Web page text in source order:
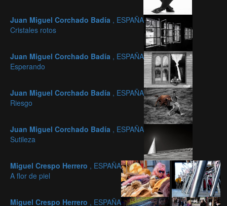
Juan Miguel Corchado Badía , ESPAÑA
Cristales rotos
Juan Miguel Corchado Badía , ESPAÑA
Esperando
Juan Miguel Corchado Badía , ESPAÑA
Riesgo
Juan Miguel Corchado Badía , ESPAÑA
Sutileza
Miguel Crespo Herrero , ESPAÑA
A flor de piel
Miguel Crespo Herrero , ESPAÑA